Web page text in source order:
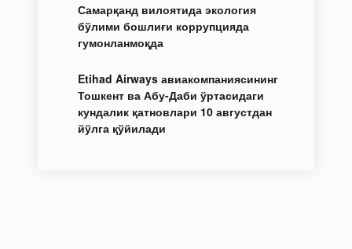
Самарқанд вилоятида экология
бўлими бошлиғи коррупцияда
гумонланмоқда
Etihad Airways авиакомпаниясининг
Тошкент ва Абу-Даби ўртасидаги
кундалик қатновлари 10 августдан
йўлга қўйилади